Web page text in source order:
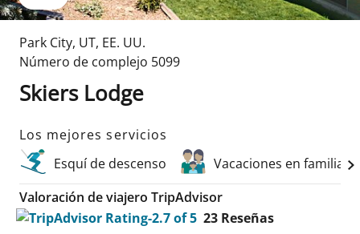
Park City, UT, EE. UU.
Número de complejo 5099
Skiers Lodge
Los mejores servicios
Esquí de descenso
Vacaciones en familia
Valoración de viajero TripAdvisor
23 Reseñas